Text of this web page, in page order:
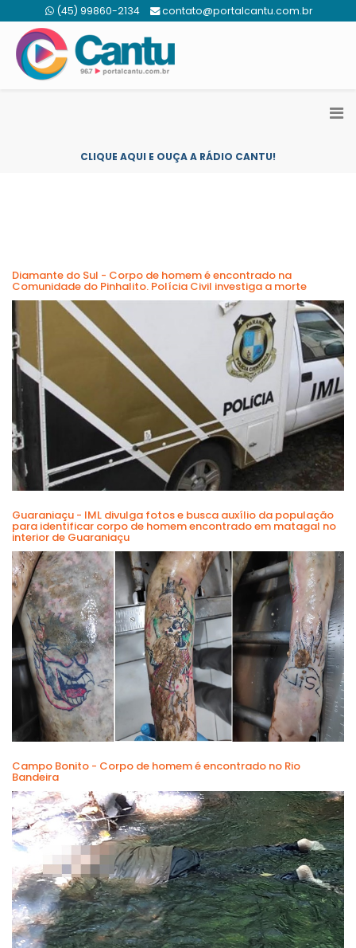
(45) 99860-2134 contato@portalcantu.com.br
CLIQUE AQUI E OUÇA A RÁDIO CANTU!
Diamante do Sul - Corpo de homem é encontrado na
Comunidade do Pinhalito. Polícia Civil investiga a morte
Guaraniaçu - IML divulga fotos e busca auxílio da população
para identificar corpo de homem encontrado em matagal no
interior de Guaraniaçu
Campo Bonito - Corpo de homem é encontrado no Rio
Bandeira